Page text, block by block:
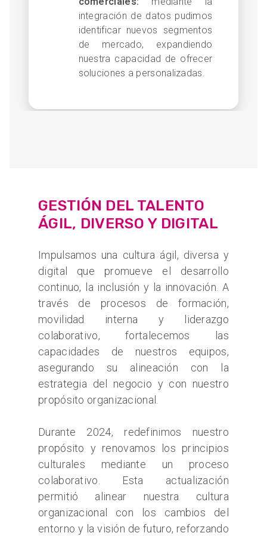
integración de datos pudimos
identificar nuevos segmentos
de mercado, expandiendo
nuestra capacidad de ofrecer
soluciones a personalizadas.
GESTIÓN DEL TALENTO
ÁGIL, DIVERSO Y DIGITAL
Impulsamos una cultura ágil, diversa y
digital que promueve el desarrollo
continuo, la inclusión y la innovación. A
través de procesos de formación,
movilidad interna y liderazgo
colaborativo, fortalecemos las
capacidades de nuestros equipos,
asegurando su alineación con la
estrategia del negocio y con nuestro
propósito organizacional.
Durante 2024, redefinimos nuestro
propósito y renovamos los principios
culturales mediante un proceso
colaborativo. Esta actualización
permitió alinear nuestra cultura
organizacional con los cambios del
entorno y la visión de futuro, reforzando